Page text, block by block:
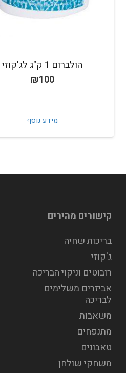
הולברום 1 ק"ג לג'קוזי
₪100
מידע נוסף
קישורים מהירים
בריכות שחיה
ג'קוזי
רובוטים וניקוי הבריכה
אביזרים משלימים
לבריכה
משאבות
מתנפחים
טאבונים
משחקי שולחן